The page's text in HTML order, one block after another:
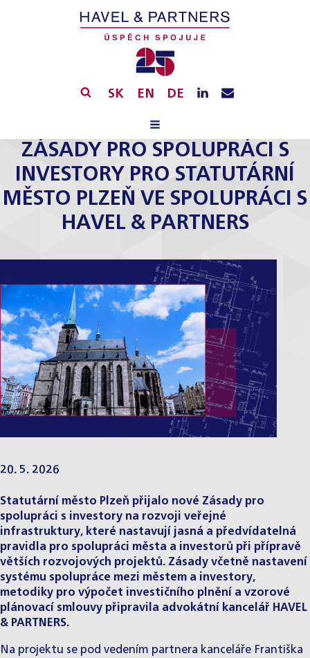
SK EN DE
ZÁSADY PRO SPOLUPRÁCI S
INVESTORY PRO STATUTÁRNÍ
MĚSTO PLZEŇ VE SPOLUPRÁCI S
HAVEL & PARTNERS
20. 5. 2026
Statutární město Plzeň přijalo nové Zásady pro
spolupráci s investory na rozvoji veřejné
infrastruktury, které nastavují jasná a předvídatelná
pravidla pro spolupráci města a investorů při přípravě
větších rozvojových projektů. Zásady včetně nastavení
systému spolupráce mezi městem a investory,
metodiky pro výpočet investičního plnění a vzorové
plánovací smlouvy připravila advokátní kancelář HAVEL
& PARTNERS.
Na projektu se pod vedením partnera kanceláře Františka